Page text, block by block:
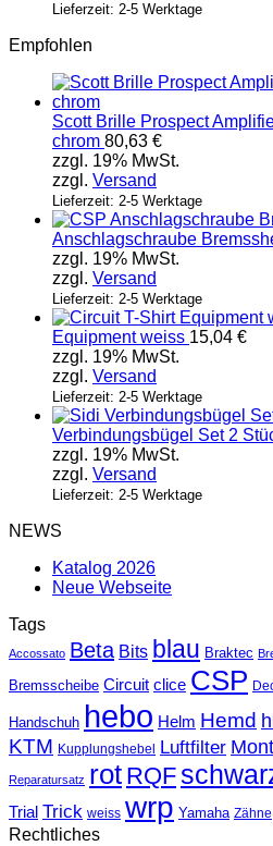
Lieferzeit: 2-5 Werktage
Empfohlen
Scott Brille Prospect
chrom 80,63 €
zzgl. 19% MwSt.
zzgl. Versand
Lieferzeit: 2-5 Werktage
Anschlagschraube
zzgl. 19% MwSt.
zzgl. Versand
Lieferzeit: 2-5 Werktage
Equipment weiss 15,04 €
zzgl. 19% MwSt.
zzgl. Versand
Lieferzeit: 2-5 Werktage
Verbindungsbügel Set 2
zzgl. 19% MwSt.
zzgl. Versand
Lieferzeit: 2-5 Werktage
NEWS
Katalog 2026
Neue Webseite
Tags
Accossato Beta Bits blau Braktec
Bremsscheibe Circuit clice CSP
Handschuh hebo Helm Hemd
KTM Kupplungshebel Luftfilter
Reparatursatz rot RQF
Trial Trick weiss wrp Yamaha Zähne
Rechtliches